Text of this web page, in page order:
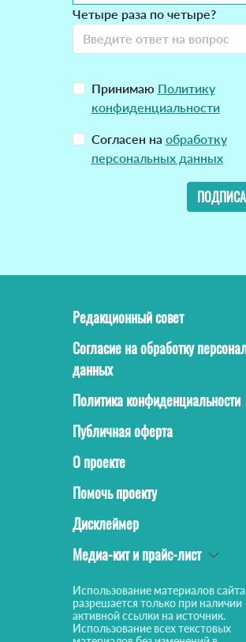
Четыре раза по четыре?
Принимаю Политику
конфиденциальности
Согласен на обработку
персональных данных
Редакционный совет
Согласие на обработку
данных
Политика конфиденциальности
Публичная оферта
О проекте
Помочь проекту
Дисклеймер
Медиа-кит и прайс-лист
Использование материалов сайта
разрешается только при наличии
активной ссылки на источник.
Использование всех текстовых